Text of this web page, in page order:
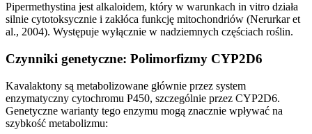
Pipermethystina jest alkaloidem, który w warunkach in vitro działa
silnie cytotoksycznie i zakłóca funkcję mitochondriów (Nerurkar et
al., 2004). Występuje wyłącznie w nadziemnych częściach roślin.
Czynniki genetyczne: Polimorfizmy CYP2D6
Kavalaktony są metabolizowane głównie przez system
enzymatyczny cytochromu P450, szczególnie przez CYP2D6.
Genetyczne warianty tego enzymu mogą znacznie wpływać na
szybkość metabolizmu: